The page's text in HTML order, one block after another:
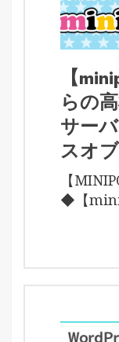
【
らの
サー
スオ
【
◆【